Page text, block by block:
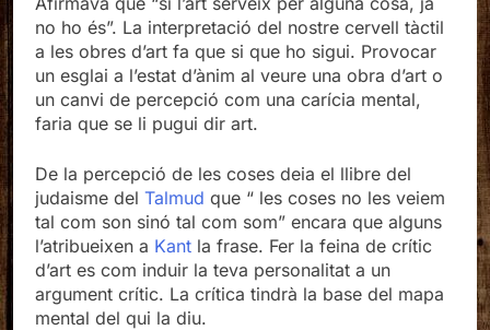
no ho és”. La interpretació del nostre cervell tàctil
a les obres d’art fa que si que ho sigui. Provocar
un esglai a l’estat d’ànim al veure una obra d’art o
un canvi de percepció com una carícia mental,
faria que se li pugui dir art.
De la percepció de les coses deia el llibre del
judaisme del Talmud que “ les coses no les veiem
tal com son sinó tal com som” encara que alguns
l’atribueixen a Kant la frase. Fer la feina de crític
d’art es com induir la teva personalitat a un
argument crític. La crítica tindrà la base del mapa
mental del qui la diu.